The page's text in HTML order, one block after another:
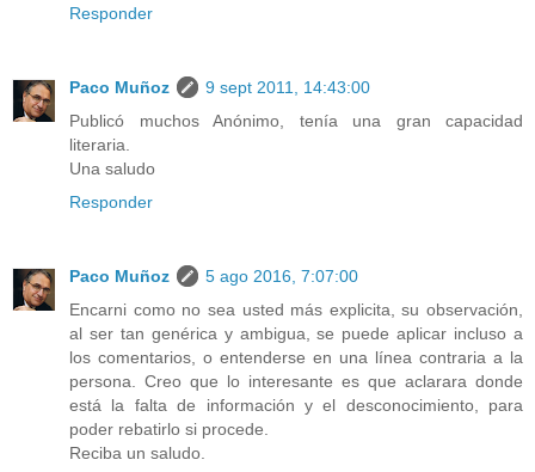
Responder
Paco Muñoz
9 sept 2011, 14:43:00
Publicó muchos Anónimo, tenía una gran capacidad
literaria.
Una saludo
Responder
Paco Muñoz
5 ago 2016, 7:07:00
Encarni como no sea usted más explicita, su observación,
al ser tan genérica y ambigua, se puede aplicar incluso a
los comentarios, o entenderse en una línea contraria a la
persona. Creo que lo interesante es que aclarara donde
está la falta de información y el desconocimiento, para
poder rebatirlo si procede.
Reciba un saludo.